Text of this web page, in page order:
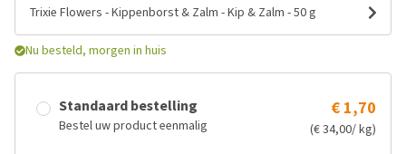
Trixie Flowers - Kippenborst & Zalm - Kip & Zalm - 50 g
Nu besteld, morgen in huis
Standaard bestelling
Bestel uw product eenmalig
€ 1,70
(€ 34,00/ kg)